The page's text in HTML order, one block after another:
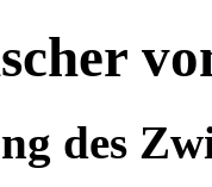
des